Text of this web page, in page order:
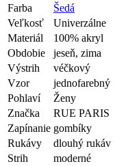
Farba
Šedá
Veľkosť
Univerzálne
Materiál
100% akryl
Obdobie
jeseň, zima
Výstrih
véčkový
Vzor
jednofarebný
Pohlaví
Ženy
Značka
RUE PARIS
Zapínanie gombíky
Rukávy
dlouhý rukáv
Strih
moderné